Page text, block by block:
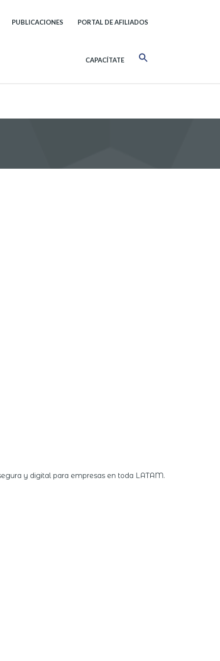
PUBLICACIONES PORTAL DE AFILIADOS
CAPACÍTATE
y digital para empresas en toda LATAM.